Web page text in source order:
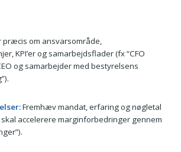
om ansvarsområde,
KPI’er og samarbejdsflader (fx “CFO
og samarbejder med bestyrelsens
Fremhæv mandat, erfaring og nøgletal
skal accelerere marginforbedringer gennem